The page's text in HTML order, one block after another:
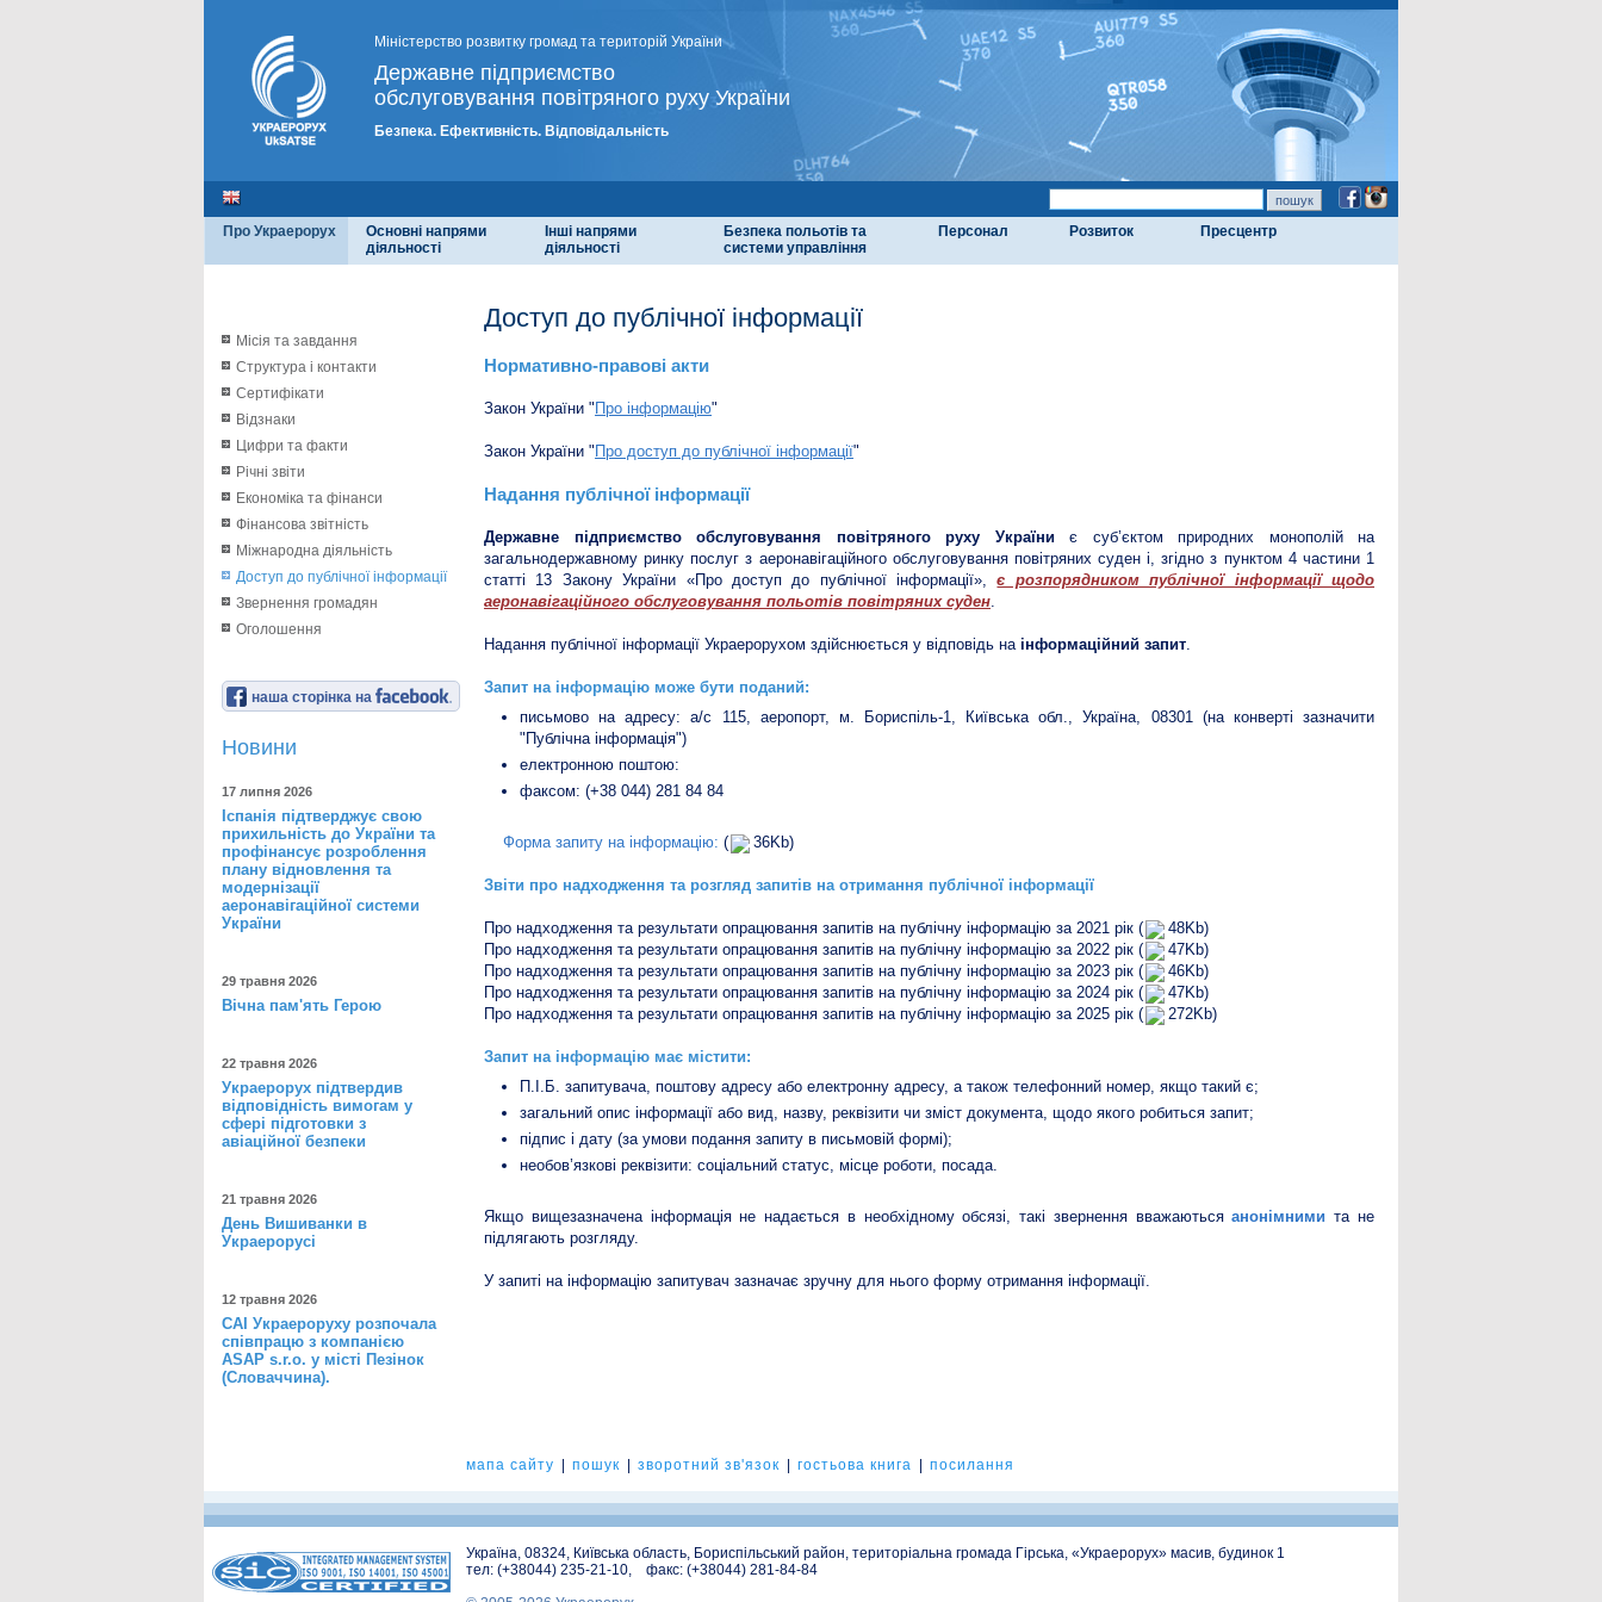
Міністерство розвитку громад та територій України
Державне підприємство
обслуговування повітряного руху України
Безпека. Ефективність. Відповідальність
Про Украерорух
Основні напрями
діяльності
Інші напрями
діяльності
Безпека польотів та
системи управління
Персонал Розвиток Пресцентр
Місія та завдання
Структура і контакти
Сертифікати
Відзнаки
Цифри та факти
Річні звіти
Економіка та фінанси
Фінансова звітність
Міжнародна діяльність
Доступ до публічної інформації
Звернення громадян
Оголошення
наша сторінка на
Новини
17 липня 2026
Іспанія підтверджує свою
прихильність до України та
профінансує розроблення
плану відновлення та
модернізації
аеронавігаційної системи
України
29 травня 2026
Вічна пам'ять Герою
22 травня 2026
Украерорух підтвердив
відповідність вимогам у
сфері підготовки з
авіаційної безпеки
21 травня 2026
День Вишиванки в
Украерорусі
12 травня 2026
САІ Украероруху розпочала
співпрацю з компанією
ASAP s.r.o. у місті Пезінок
(Словаччина).
Доступ до публічної інформації
Нормативно-правові акти
Закон України " Про інформацію"
Закон України " Про доступ до публічної інформації"
Надання публічної інформації
Державне підприємство обслуговування повітряного руху України є суб’єктом природних монополій на
загальнодержавному ринку послуг з аеронавігаційного обслуговування повітряних суден і, згідно з пунктом 4 частини 1
статті 13 Закону України «Про доступ до публічної інформації»,є розпорядником публічної інформації щодо
аеронавігаційного обслуговування польотів повітряних суден.
Надання публічної інформації Украерорухом здійснюється у відповідь на інформаційний запит.
Запит на інформацію може бути поданий:
письмово на адресу: а/с 115, аеропорт, м. Бориспіль-1, Київська обл., Україна, 08301 (на конверті зазначити
"Публічна інформація")
електронною поштою:
факсом: (+38 044) 281 84 84
Форма запиту на інформацію: ( 36Kb)
Звіти про надходження та розгляд запитів на отримання публічної інформації
Про надходження та результати опрацювання запитів на публічну інформацію за 2021 рік (
48Kb)
Про надходження та результати опрацювання запитів на публічну інформацію за 2022 рік (
47Kb)
Про надходження та результати опрацювання запитів на публічну інформацію за 2023 рік (
46Kb)
Про надходження та результати опрацювання запитів на публічну інформацію за 2024 рік (
47Kb)
Про надходження та результати опрацювання запитів на публічну інформацію за 2025 рік (
272Kb)
Запит на інформацію має містити:
П.І.Б. запитувача, поштову адресу або електронну адресу, а також телефонний номер, якщо такий є;
загальний опис інформації або вид, назву, реквізити чи зміст документа, щодо якого робиться запит;
підпис і дату (за умови подання запиту в письмовій формі);
необов’язкові реквізити: соціальний статус, місце роботи, посада.
Якщо вищезазначена інформація не надається в необхідному обсязі, такі звернення вважаютьсяанонімними та не
підлягають розгляду.
У запиті на інформацію запитувач зазначає зручну для нього форму отримання інформації.
мапа сайту пошук зворотний зв'язок гостьова книга посилання
Україна, 08324, Київська область, Бориспільський район, територіальна громада Гірська, «Украерорух» масив, будинок 1
тел: (+38044) 235-21-10, факс: (+38044) 281-84-84